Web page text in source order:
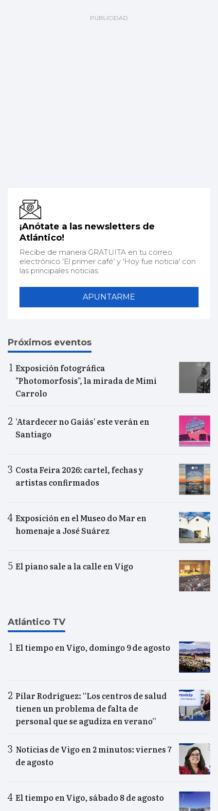
¡Anótate a las newsletters de
Atlántico!
Recibe de manera GRATUITA en tu correo
electrónico 'El primer café' y 'Hoy fue noticia' con
las principales noticias.
APUNTARME
Próximos eventos
Exposición fotográfica
"Photomorfosis", la mirada de Mimi
Carrolo
‘Atardecer no Gaiás’ este verán en
Santiago
Costa Feira 2026: cartel, fechas y
artistas confirmados
Exposición en el Museo do Mar en
homenaje a José Suárez
El piano sale a la calle en Vigo
Atlántico TV
El tiempo en Vigo, domingo 9 de agosto
Pilar Rodríguez: “Los centros de salud
tienen un problema de falta de
personal que se agudiza en verano”
Noticias de Vigo en 2 minutos: viernes 7
de agosto
El tiempo en Vigo, sábado 8 de agosto